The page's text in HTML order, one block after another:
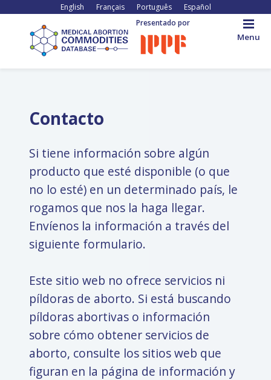
contenido
principal
English Français Português Español
Menu
Presentado por
Contacto
Si tiene información sobre algún
producto que esté disponible (o que
no lo esté) en un determinado país, le
rogamos que nos la haga llegar.
Envíenos la información a través del
siguiente formulario.
Este sitio web no ofrece servicios ni
píldoras de aborto. Si está buscando
píldoras abortivas o información
sobre cómo obtener servicios de
aborto, consulte los sitios web que
figuran en la página de información y